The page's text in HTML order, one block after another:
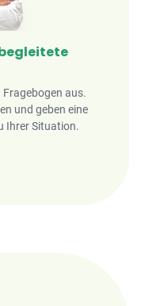
Fragebogen aus.
und geben eine
Ihrer Situation.